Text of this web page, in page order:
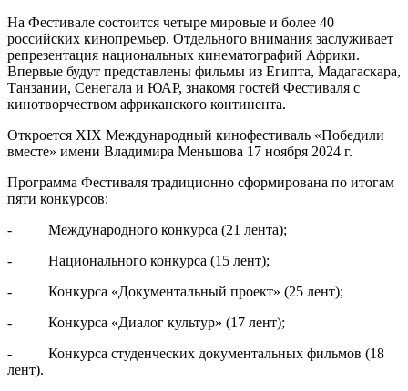
На Фестивале состоится четыре мировые и более 40
российских кинопремьер. Отдельного внимания заслуживает
репрезентация национальных кинематографий Африки.
Впервые будут представлены фильмы из Египта, Мадагаскара,
Танзании, Сенегала и ЮАР, знакомя гостей Фестиваля с
кинотворчеством африканского континента.
Откроется XIX Международный кинофестиваль «Победили
вместе» имени Владимира Меньшова 17 ноября 2024 г.
Программа Фестиваля традиционно сформирована по итогам
пяти конкурсов:
- Международного конкурса (21 лента);
- Национального конкурса (15 лент);
- Конкурса «Документальный проект» (25 лент);
- Конкурса «Диалог культур» (17 лент);
- Конкурса студенческих документальных фильмов (18
лент).